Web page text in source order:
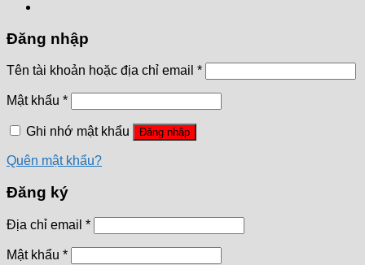
Đăng nhập
Tên tài khoản hoặc địa chỉ email *
Mật khẩu *
Ghi nhớ mật khẩu Đăng nhập
Quên mật khẩu?
Đăng ký
Địa chỉ email *
Mật khẩu *